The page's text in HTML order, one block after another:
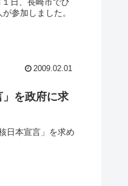
日、長崎市でひ
参加しました。
2009.02.01
」を政府に求
日本宣言」を求め